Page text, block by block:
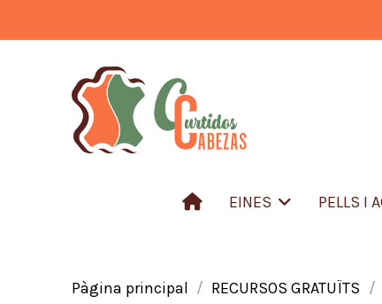
EINES PELLS I
Pàgina principal RECURSOS GRATUÏTS